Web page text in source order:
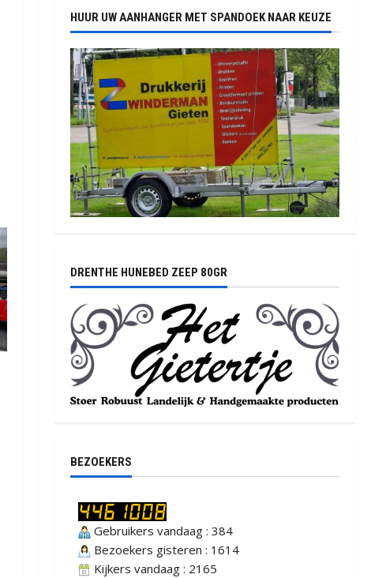
HUUR UW AANHANGER MET SPANDOEK NAAR KEUZE
DRENTHE HUNEBED ZEEP 80GR
BEZOEKERS
Gebruikers vandaag : 384
Bezoekers gisteren : 1614
Kijkers vandaag : 2165